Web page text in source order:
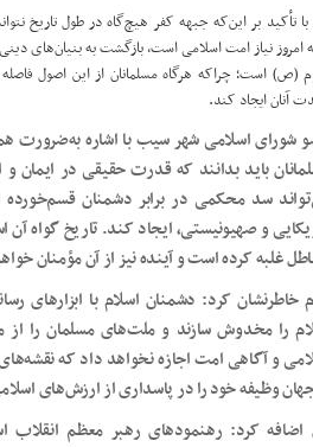
تأکید بر این‌که جبهه کفر هیچ‌گاه در طول تاریخ
امروز نیاز امت اسلامی است، بازگشت به بنیان‌های
(ص) است؛ چراکه هرگاه مسلمانان از این اصول
آنان ایجاد کند.
شورای اسلامی شهر سیب با اشاره به‌ضرورت
باید بدانند که قدرت حقیقی در ایمان
سد محکمی در برابر دشمنان قسم‌خورده
و صهیونیستی، ایجاد کند. تاریخ گواه آن
غلبه کرده است و آینده نیز از آن مؤمنان
خاطرنشان کرد: دشمنان اسلام با ابزارهای
را مخدوش سازند و ملت‌های مسلمان را از
و آگاهی امت اجازه نخواهد داد که نقشه‌های
وظیفه خود را در پاسداری از ارزش‌های اسلامی
کرد: رهنمودهای رهبر معظم